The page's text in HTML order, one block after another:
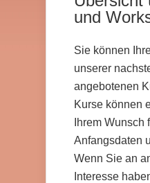
und
Sie können
unserer
angebotenen
Kurse können
Ihrem Wunsch
Anfangsdaten
Wenn Sie an
Interesse